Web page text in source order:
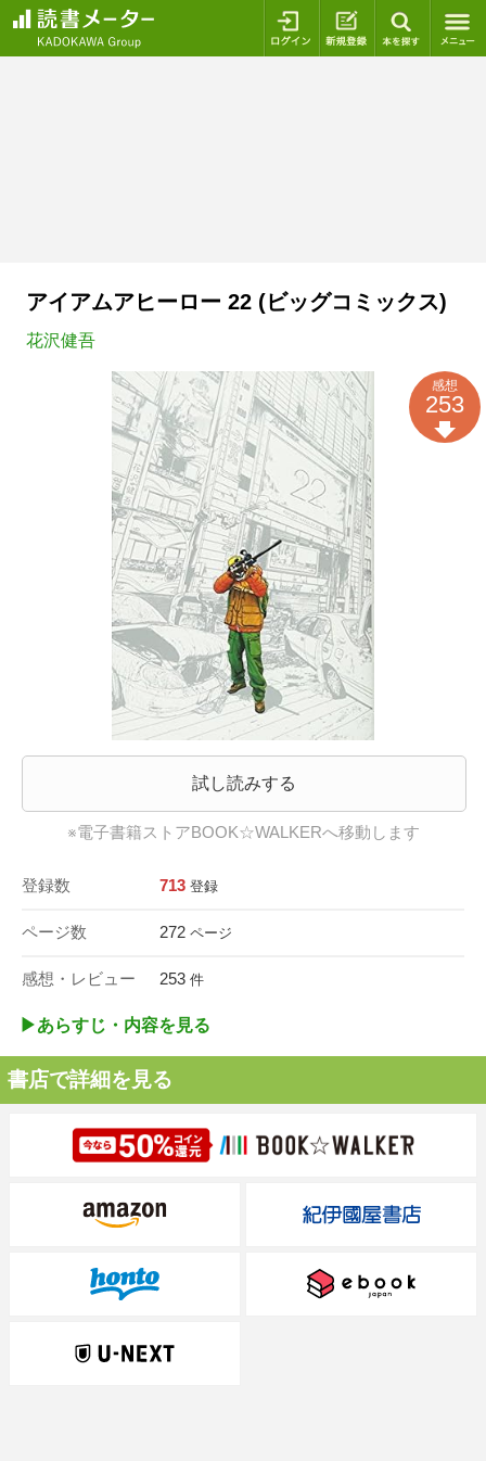
ログイン 新規登録
アイアムアヒーロー 22 (ビッグコミックス)
花沢健吾
試し読みする
※電子書籍ストアBOOK☆WALKERへ移動します
登録数 713 登録
ページ数 272 ページ
感想・レビュー 253 件
感想
253
▶︎あらすじ・内容を見る
書店で詳細を見る